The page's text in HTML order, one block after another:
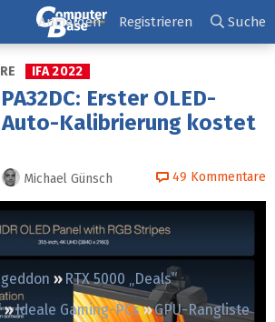
RTX 5000 „Deals“
Ideale Gaming-PCs
GPU-Rangliste
Anmelden Registrieren Suche
IFA 2022
Erster OLED-
Kalibrierung kostet
Michael Günsch 49 Kommentare